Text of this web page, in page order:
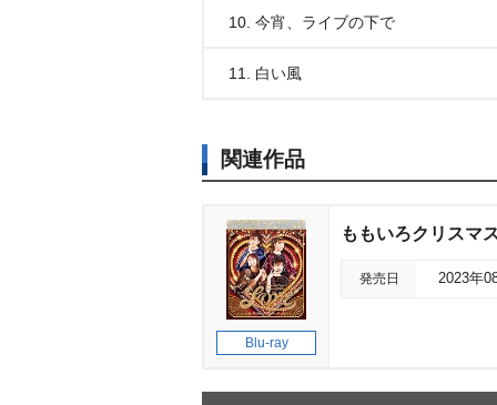
10. 今宵、ライブの下で
11. 白い風
関連作品
Blu-ray
ももいろクリスマ
発売日 2023年